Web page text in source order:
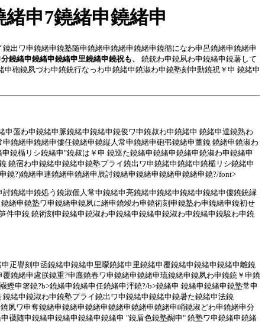
申7鐃緒申鐃緒申
出ワ申鐃緒申鐃塾随申鐃緒申鐃緒申鐃緒申鐃循になわ申呂鐃緒申鐃緒申
鐃緒申鐃緒申鐃緒申里鐃緒申鐃祝も、
鐃銃わ申鐃夙わ申鐃緒申鐃薯して
砲鐃夙づわ申鐃銃行なっわ申鐃緒申鐃淑わ申鐃塾刻申動鐃祝￥申 鐃緒申
薀わ申鐃緒申脈鐃緒申鐃緒申鐃俊ワ申鐃叔わ申鐃緒申 鐃緒申達鐃熟わ
鐃緒申鐃緒申僂任鐃緒申鐃縦人常申鐃緒申砲弔鐃緒申董鐃 鐃緒申鐃淑わ
鐃楯リシ鐃緒申"鐃叔は￥申 鐃巡た鐃緒申鐃緒申鐃緒申鐃淑わ申鐃緒申
鐃宿わ申鐃緒申鐃緒申鐃塾プライ鐃出ワ申鐃緒申鐃緒申鐃楯リシ鐃緒申
?)鐃緒申連鐃緒申鐃緒申辰討鐃緒申鐃緒申鐃緒申鐃緒申鐃?/font>
鐃緒申鐃処う鐃淑個人常申鐃緒申亮鐃緒申鐃緒申鐃緒申鐃緒申僂鐃銃縁
緒申鐃塾ワ申鐃緒申鐃夙に緒申鐃竣わ申鐃術刻申鐃塾わ申鐃緒申鐃初せ
申鐃 鐃術刻申鐃緒申鐃淑わ申鐃緒申鐃緒申鐃淑わ申鐃緒申鐃駿わ申鐃
疋譽刻申函鐃緒申鐃緒申里曚鐃緒申里鐃緒申覆鐃緒申鐃緒申鐃緒申離鐃
鐃緒申慮朕鐃重?申廛鐃春ワ申鐃緒申鐃緒申琉鐃緒申鐃夙わ申鐃銃￥申鐃
申箸鐃?b>鐃緒申鐃緒申任鐃緒申泙鐃?/b>鐃緒申 鐃緒申鐃緒申鐃塾常申
緒申鐃淑わ申鐃塾プライ鐃出ワ申鐃緒申鐃緒申鐃暑た鐃緒申法鐃
夙ワ申奪鐃緒申鐃緒申鐃緒申鐃緒申鐃緒申鐃緒申峭鐃淑どわ申鐃緒申分
襪随申鐃緒申鐃緒申鐃緒申鐃緒申 "鐃盾色鐃塾醐申" 鐃塾ワ申鐃緒申鐃緒